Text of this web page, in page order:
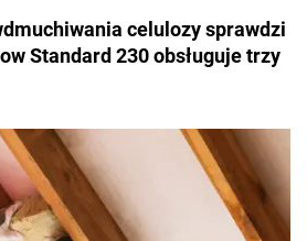
celulozy sprawdzi
Standard 230 obsługuje trzy